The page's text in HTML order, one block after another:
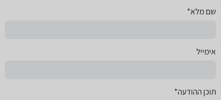
שם מלא*
אימייל
תוכן ההודעה*